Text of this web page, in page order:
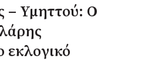
– Υμηττού: Ο
εκλογικό